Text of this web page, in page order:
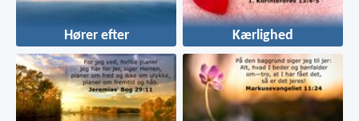
Hører efter Kærlighed